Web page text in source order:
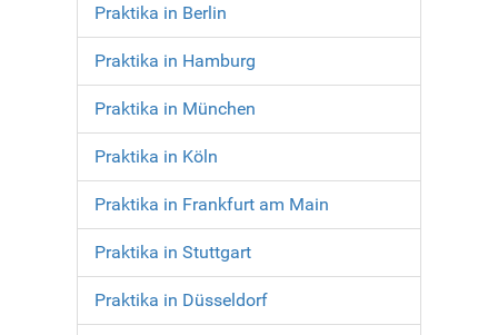
Praktika in Berlin
Praktika in Hamburg
Praktika in München
Praktika in Köln
Praktika in Frankfurt am Main
Praktika in Stuttgart
Praktika in Düsseldorf